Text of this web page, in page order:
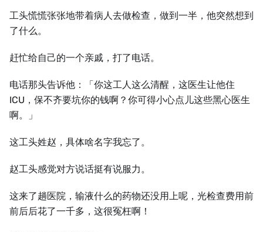
工头慌慌张张地带着病人去做检查，做到一半，他突然想到
了什么。
赶忙给自己的一个亲戚，打了电话。
电话那头告诉他：「你这工人这么清醒，这医生让他住
ICU，保不齐要坑你的钱啊？你可得小心点儿这些黑心医生
啊。」
这工头姓赵，具体啥名字我忘了。
赵工头感觉对方说话挺有说服力。
这来了趟医院，输液什么的药物还没用上呢，光检查费用前
前后后花了一千多，这很冤枉啊！